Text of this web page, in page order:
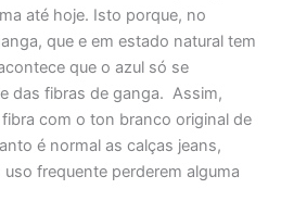
até hoje. Isto porque, no
que e em estado natural tem
que o azul só se
das fibras de ganga. Assim,
com o ton branco original de
é normal as calças jeans,
frequente perderem alguma